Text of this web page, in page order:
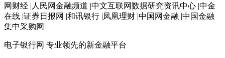
网财经 |人民网金融频道 |中文互联网数据研究资讯中心 |中金
在线 |证券日报网 |和讯银行 |凤凰理财 |中国网金融 |中国金融
集中采购网
电子银行网 专业领先的新金融平台